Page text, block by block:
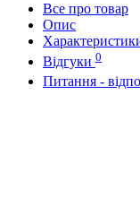
Все про товар
Опис
Відгуки 0
Питання -